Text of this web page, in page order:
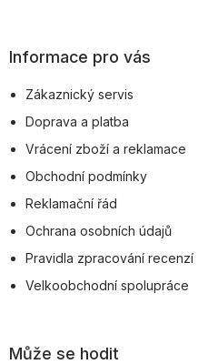
pInformace pro vás
Zákaznický servis
Doprava a platba
Vrácení zboží a reklamace
Obchodní podmínky
Reklamační řád
Ochrana osobních údajů
Pravidla zpracování recenzí
Velkoobchodní spolupráce
Může se hodit